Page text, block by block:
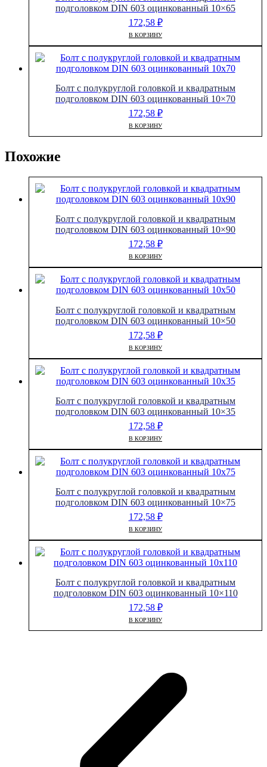
подголовком DIN 603 оцинкованный 10×65
172,58 ₽
В КОРЗИНУ
Болт с полукруглой головкой и квадратным
подголовком DIN 603 оцинкованный 10×70
172,58 ₽
В КОРЗИНУ
Похожие
Болт с полукруглой головкой и квадратным
подголовком DIN 603 оцинкованный 10×90
172,58 ₽
В КОРЗИНУ
Болт с полукруглой головкой и квадратным
подголовком DIN 603 оцинкованный 10×50
172,58 ₽
В КОРЗИНУ
Болт с полукруглой головкой и квадратным
подголовком DIN 603 оцинкованный 10×35
172,58 ₽
В КОРЗИНУ
Болт с полукруглой головкой и квадратным
подголовком DIN 603 оцинкованный 10×75
172,58 ₽
В КОРЗИНУ
Болт с полукруглой головкой и квадратным
подголовком DIN 603 оцинкованный 10×110
172,58 ₽
В КОРЗИНУ